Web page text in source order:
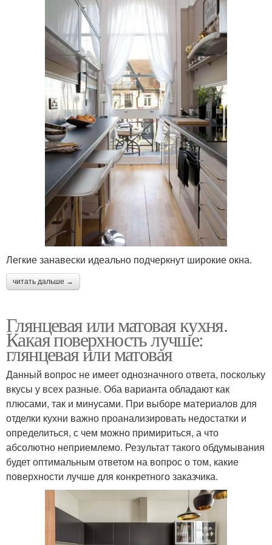
Легкие занавески идеально подчеркнут широкие окна.
читать дальше →
Глянцевая или матовая кухня.
Какая поверхность лучше:
глянцевая или матовая
Данный вопрос не имеет однозначного ответа, поскольку
вкусы у всех разные. Оба варианта обладают как
плюсами, так и минусами. При выборе материалов для
отделки кухни важно проанализировать недостатки и
определиться, с чем можно примириться, а что
абсолютно неприемлемо. Результат такого обдумывания
будет оптимальным ответом на вопрос о том, какие
поверхности лучше для конкретного заказчика.